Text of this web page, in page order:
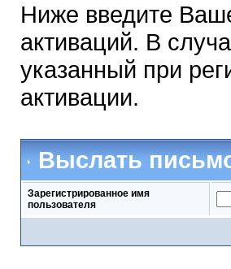
Ниже введите
активаций. В
указанный при
активации.
Выслать
Зарегистрированное имя
пользователя